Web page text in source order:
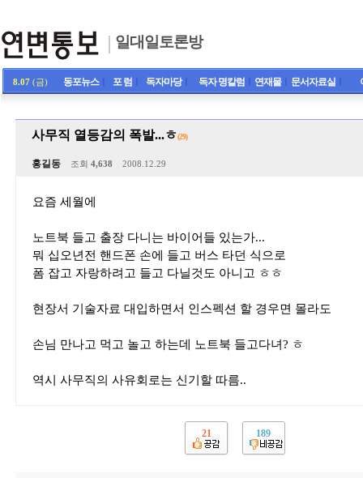
일대일토론방
8.07 (금) 동포뉴스ㅣ 포 럼 독자마당ㅣ 독자 명칼럼 연재물ㅣ 문서자료실
사무직 열등감의 폭발...ㅎ (29)
홍길동 조회 4,638 2008.12.29
요즘 세월에
노트북 들고 출장 다니는 바이어들 있는가...
뭐 십오년전 핸드폰 손에 들고 버스 타던 식으로
폼 잡고 자랑하려고 들고 다닐것도 아니고 ㅎㅎ
현장서 기술자료 대입하면서 인스펙션 할 경우면 몰라도
손님 만나고 먹고 놀고 하는데 노트북 들고다녀? ㅎ
역시 사무직의 사유회로는 신기할 따름..
21 189